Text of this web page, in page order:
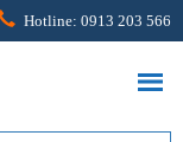
Hotline: 0913 203 566